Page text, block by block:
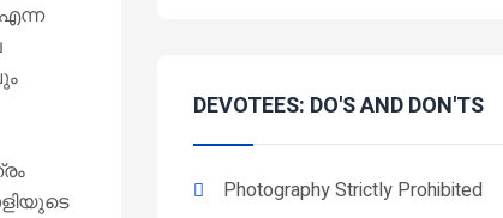
DEVOTEES: DO'S AND DON'TS
Photography Strictly Prohibited